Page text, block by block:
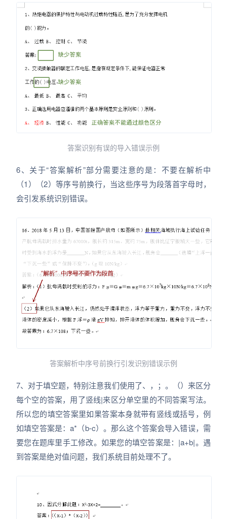
答案识别有误的导入错误示例
6、关于“答案解析”部分需要注意的是：不要在解析中
（1）（2）等序号前换行，当这些序号为段落首字母时，
会引发系统识别错误。
答案解析中序号前换行引发识别错误示例
7、对于填空题，特别注意我们使用了、，；。（）来区分
每个空的答案，用了竖线|来区分单空里的不同答案写法。
所以您的填空答案里如果答案本身就带有竖线或括号，例
如填空答案是：a*（b-c）。那么这个答案会导入错误，需
要您在题库里手工修改。如果您的填空答案是：|a+b|。遇
到答案是绝对值问题，我们系统目前处理不了。